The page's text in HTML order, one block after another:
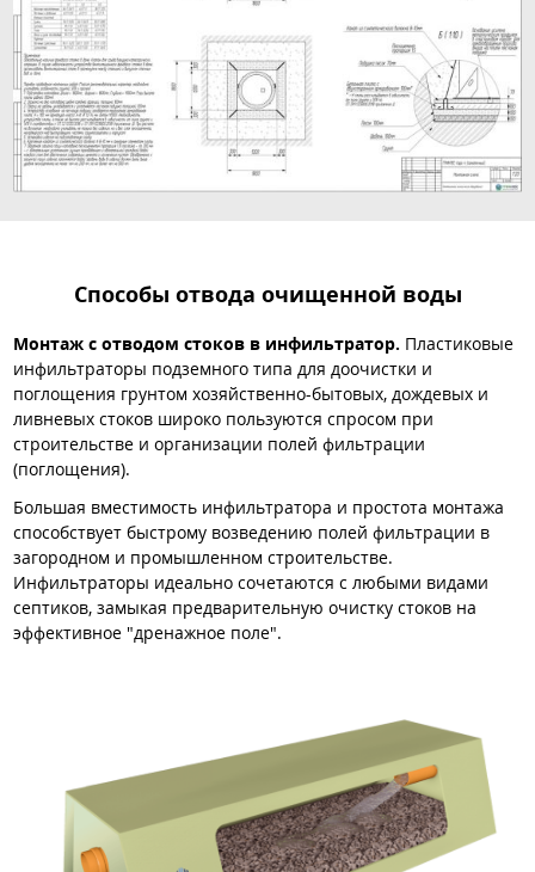
Способы отвода очищенной воды
Монтаж с отводом стоков в инфильтратор. Пластиковые
инфильтраторы подземного типа для доочистки и
поглощения грунтом хозяйственно-бытовых, дождевых и
ливневых стоков широко пользуются спросом при
строительстве и организации полей фильтрации
(поглощения).
Большая вместимость инфильтратора и простота монтажа
способствует быстрому возведению полей фильтрации в
загородном и промышленном строительстве.
Инфильтраторы идеально сочетаются с любыми видами
септиков, замыкая предварительную очистку стоков на
эффективное "дренажное поле".